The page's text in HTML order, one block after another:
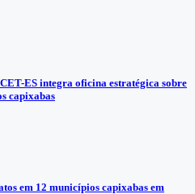
ES integra oficina estratégica sobre
capixabas
em 12 municípios capixabas em